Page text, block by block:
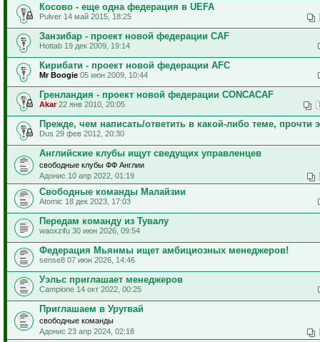
Косово - еще одна федерация в UEFA
Pulver 14 май 2015, 18:25
Занзибар - проект новой федерации CAF
Hottab 19 дек 2009, 19:14
Кирибати - проект новой федерации AFC
Mr Boogie 05 июн 2009, 10:44
Гренландия - проект новой федерации CONCACAF
Akar22 янв 2010, 20:05
Прежде, чем написать/ответить в какой-либо теме, прочти
Dus 29 фев 2012, 20:30
Английские клубы ищут сведущих управленцев
свободные клубы ФФ Англии
Адонис 10 апр 2022, 01:19
Свободные команды Малайзии
Atomic 18 дек 2023, 17:03
Передам команду из Тувалу
waoxzifu 30 июн 2026, 09:54
Федерация Мьянмы ищет амбициозных менеджеров!
sense8 07 июн 2026, 14:46
Уэльс приглашает менеджеров
Campione 14 окт 2022, 00:25
Приглашаем в Уругвай
свободные команды
Адонис 23 апр 2024, 02:18